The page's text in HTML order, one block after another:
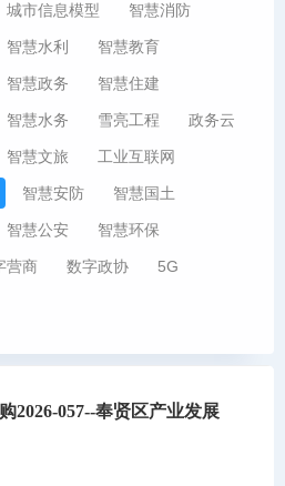
城市信息模型 智慧消防
智慧水利 智慧教育
智慧政务 智慧住建
智慧水务 雪亮工程 政务云
智慧文旅 工业互联网
智慧安防 智慧国土
智慧公安 智慧环保
营商 数字政协 5G
2026-057--奉贤区产业发展